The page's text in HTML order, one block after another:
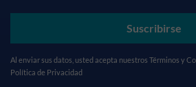
Suscribirse
Al enviar sus datos, usted acepta nuestros Términos y
Política de Privacidad